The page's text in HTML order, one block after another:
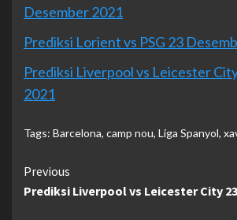
Desember 2021
Prediksi Lorient vs PSG 23
Prediksi Liverpool vs Leicester
2021
Tags: Barcelona, camp nou, Liga Spanyol,
Continue
Reading
Previous
Prediksi Liverpool vs Leicester City